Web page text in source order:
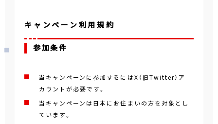
キャンペーン利用規約
参加条件
当キャンペーンに参加するにはX（旧Twitter）ア
カウントが必要です。
当キャンペーンは日本にお住まいの方を対象とし
ています。